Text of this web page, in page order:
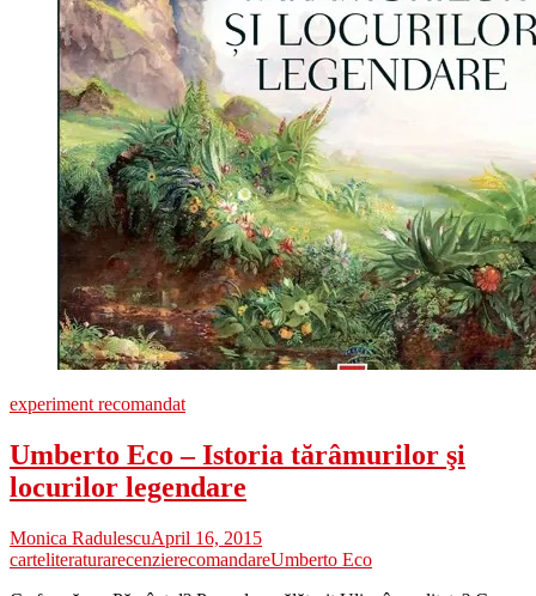
experiment recomandat
Umberto Eco – Istoria tărâmurilor şi
locurilor legendare
Monica RadulescuApril 16, 2015
carteliteraturarecenzierecomandareUmberto Eco